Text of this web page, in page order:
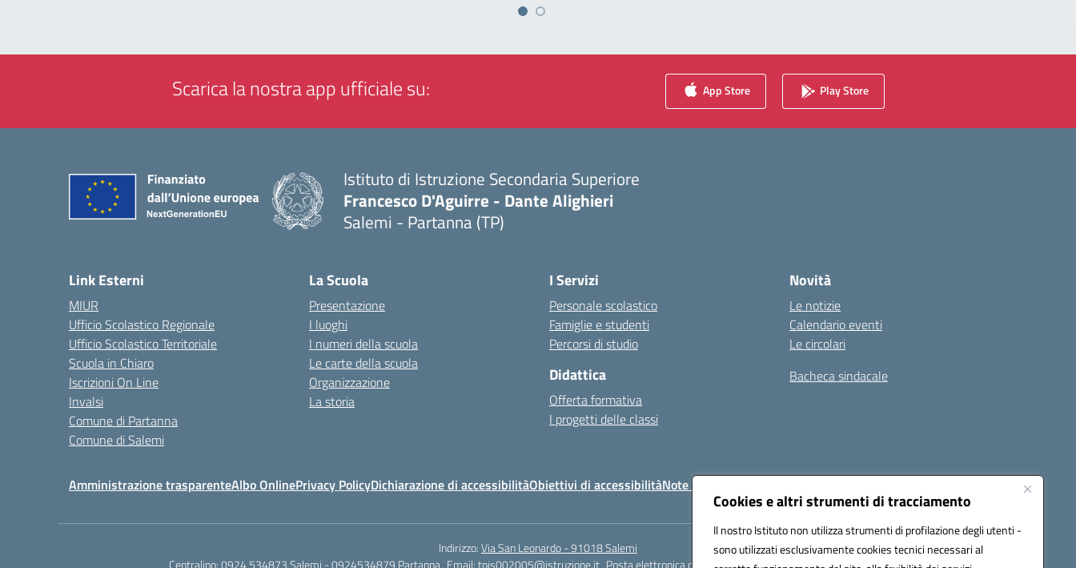
Cookies e altri strumenti di tracciamento
Il nostro Istituto non utilizza strumenti di profilazione degli utenti -
sono utilizzati esclusivamente cookies tecnici necessari al
Scarica la nostra app ufficiale su: App Store Play Store
Istituto di Istruzione Secondaria Superiore
Francesco D'Aguirre - Dante Alighieri
Salemi - Partanna (TP)
Link Esterni
MIUR
Ufficio Scolastico Regionale
Ufficio Scolastico Territoriale
Scuola in Chiaro
Iscrizioni On Line
Invalsi
Comune di Partanna
Comune di Salemi
La Scuola
Presentazione
I luoghi
I numeri della scuola
Le carte della scuola
Organizzazione
La storia
I Servizi
Personale scolastico
Famiglie e studenti
Percorsi di studio
Didattica
Offerta formativa
I progetti delle classi
Novità
Le notizie
Calendario eventi
Le circolari
Bacheca sindacale
Amministrazione trasparenteAlbo OnlinePrivacy PolicyDichiarazione di accessibilitàObiettivi di accessibilitàNote legali Seguici su:
Indirizzo:Via San Leonardo - 91018 Salemi
Centralino:0924 534873 Salemi - 0924534879 Partanna Email:tpis002005@istruzione.it Posta elettronica certificata (PEC):tpis002005@pec.istruzione.it